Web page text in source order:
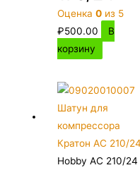
Оценка0 из 5
₽500.00
В
корзину
Hobby AC 210/24